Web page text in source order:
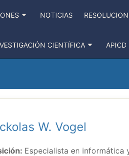
NOTICIAS
CIENTÍFICA APICD
W. Vogel
Especialista en informática